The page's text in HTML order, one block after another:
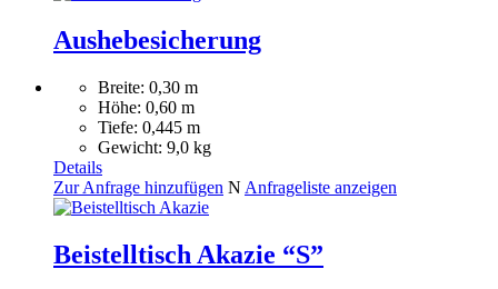
Aushebesicherung
Breite: 0,30 m
Höhe: 0,60 m
Tiefe: 0,445 m
Gewicht: 9,0 kg
Details
Zur Anfrage hinzufügen N Anfrageliste anzeigen
Beistelltisch Akazie “S”